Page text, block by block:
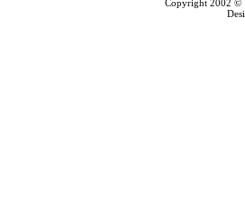
Copyright 2002 ©